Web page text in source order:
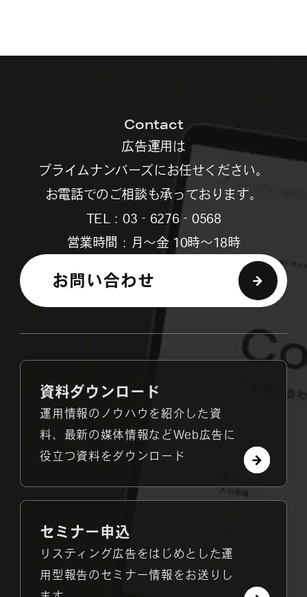
Contact
広告運用は
プライムナンバーズにお任せください。
お電話でのご相談も承っております。
TEL：03‐6276‐0568
営業時間：月～金 10時～18時
お問い合わせ
資料ダウンロード
運用情報のノウハウを紹介した資
料、最新の媒体情報などWeb広告に
役立つ資料をダウンロード
セミナー申込
リスティング広告をはじめとした運
用型報告のセミナー情報をお送りし